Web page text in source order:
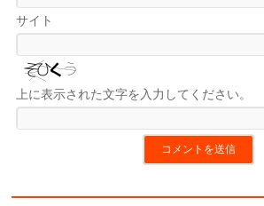
サイト
上に表示された文字を入力してください。